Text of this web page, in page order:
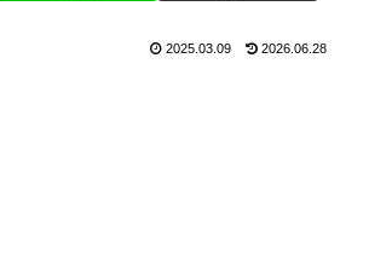
2025.03.09 2026.06.28